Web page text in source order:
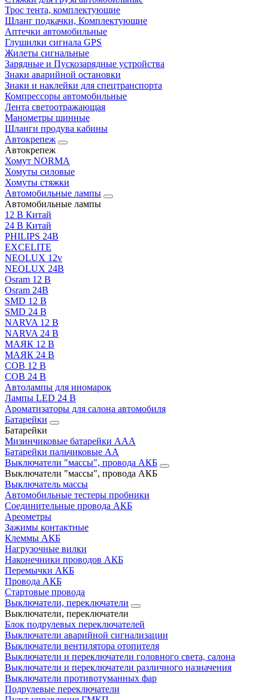
Трос тента, комплектующие
Шланг подкачки, Комплектующие
Аптечки автомобильные
Глушилки сигнала GPS
Жилеты сигнальные
Зарядные и Пускозарядные устройства
Знаки аварийной остановки
Знаки и наклейки для спецтранспорта
Компрессоры автомобильные
Лента светоотражающая
Манометры шинные
Шланги продува кабины
Автокрепеж
Автокрепеж
Хомут NORMA
Хомуты силовые
Хомуты стяжки
Автомобильные лампы
Автомобильные лампы
12 В Китай
24 В Китай
PHILIPS 24В
EXCELITE
NEOLUX 12v
NEOLUX 24В
Osram 12 В
Osram 24В
SMD 12 В
SMD 24 В
NARVA 12 В
NARVA 24 В
МАЯК 12 В
МАЯК 24 В
COB 12 В
COB 24 В
Автолампы для иномарок
Лампы LED 24 B
Ароматизаторы для салона автомобиля
Батарейки
Батарейки
Мизинчиковые батарейки AAA
Батарейки пальчиковые АА
Выключатели "массы", провода АКБ
Выключатели "массы", провода АКБ
Выключатель массы
Автомобильные тестеры пробники
Соединительные провода АКБ
Ареометры
Зажимы контактные
Клеммы АКБ
Нагрузочные вилки
Наконечники проводов АКБ
Перемычки АКБ
Провода АКБ
Стартовые провода
Выключатели, переключатели
Выключатели, переключатели
Блок подрулевых переключателей
Выключатели аварийной сигнализации
Выключатели вентилятора отопителя
Выключатели и переключатели головного света, салона
Выключатели и переключатели различного назначения
Выключатели противотуманных фар
Подрулевые переключатели